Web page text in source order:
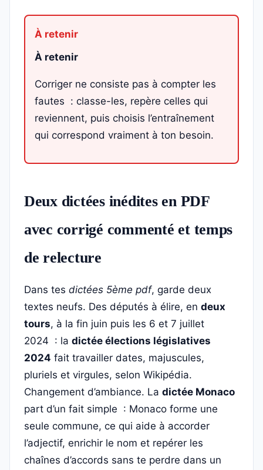
À retenir
Corriger ne consiste pas à compter les
fautes : classe-les, repère celles qui
reviennent, puis choisis l’entraînement
qui correspond vraiment à ton besoin.
Deux dictées inédites en PDF
avec corrigé commenté et temps
de relecture
Dans tes dictées 5ème pdf, garde deux
textes neufs. Des députés à élire, en deux
tours, à la fin juin puis les 6 et 7 juillet
2024 : la dictée élections législatives
2024 fait travailler dates, majuscules,
pluriels et virgules, selon Wikipédia.
Changement d’ambiance. La dictée Monaco
part d’un fait simple : Monaco forme une
seule commune, ce qui aide à accorder
l’adjectif, enrichir le nom et repérer les
chaînes d’accords sans te perdre dans un